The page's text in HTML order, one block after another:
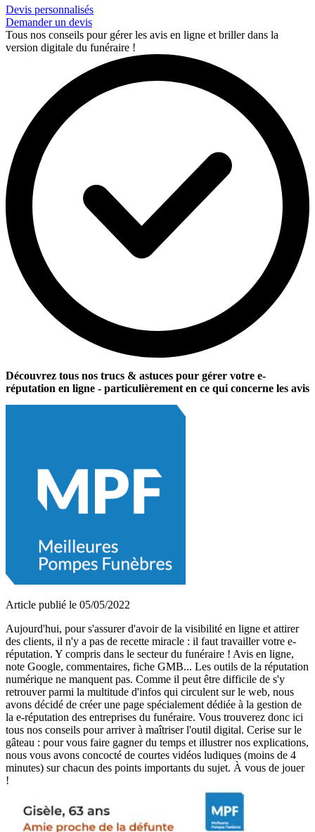
Devis personnalisés
Demander un devis
Tous nos conseils pour gérer les avis en ligne et briller dans la
version digitale du funéraire !
Découvrez tous nos trucs & astuces pour gérer votre e-
réputation en ligne - particulièrement en ce qui concerne les avis
Article publié le 05/05/2022
Aujourd'hui, pour s'assurer d'avoir de la visibilité en ligne et attirer
des clients, il n'y a pas de recette miracle : il faut travailler votre e-
réputation. Y compris dans le secteur du funéraire ! Avis en ligne,
note Google, commentaires, fiche GMB... Les outils de la réputation
numérique ne manquent pas. Comme il peut être difficile de s'y
retrouver parmi la multitude d'infos qui circulent sur le web, nous
avons décidé de créer une page spécialement dédiée à la gestion de
la e-réputation des entreprises du funéraire. Vous trouverez donc ici
tous nos conseils pour arriver à maîtriser l'outil digital. Cerise sur le
gâteau : pour vous faire gagner du temps et illustrer nos explications,
nous vous avons concocté de courtes vidéos ludiques (moins de 4
minutes) sur chacun des points importants du sujet. À vous de jouer
!